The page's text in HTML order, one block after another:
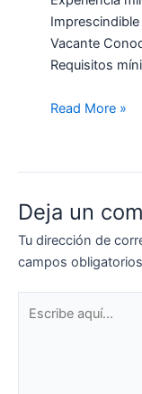
Vacante
Requisitos
Read More »
Deja un
Tu dirección de
campos